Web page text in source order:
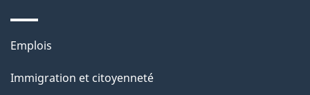
l
a
Thèmes
sujets
Emplois
Immigration et citoyenneté